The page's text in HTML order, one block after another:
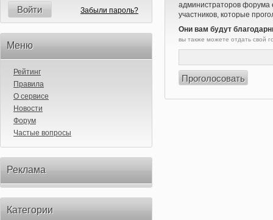
Войти Забыли пароль?
Меню
Рейтинг
Правила
О сервисе
Новости
Форум
Частые вопросы
Реклама
Категории
администраторов форума
участников, которые
Они вам будут
вы также можете отдать свой